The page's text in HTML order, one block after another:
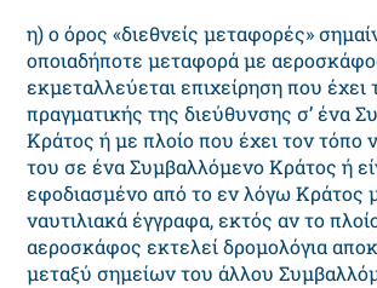
η) ο όρος «διεθνείς μεταφορές»
οποιαδήποτε μεταφορά με
εκμεταλλεύεται επιχείρηση που έχει
πραγματικής της διεύθυνσης σ’ ένα
Kράτος ή με πλοίο που έχει τον τόπο
του σε ένα Συμβαλλόμενο Κράτος ή
εφοδιασμένο από το εν λόγω Kράτος
ναυτιλιακά έγγραφα, εκτός αν το
αεροσκάφος εκτελεί δρομολόγια
μεταξύ σημείων του άλλου